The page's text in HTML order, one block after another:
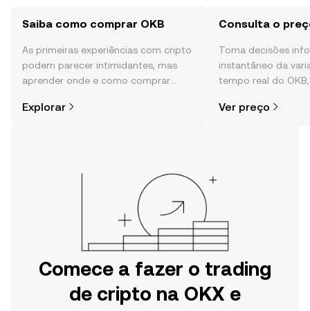
Saiba como comprar OKB
As primeiras experiências com cripto
podem parecer intimidantes, mas
aprender onde e como comprar
Começa a tua viagem na aplicação
Explorar
Consulta o
Toma decisões
instantâneo da
tempo real do
Ver preço
Comece a fazer o trading
de cripto na OKX e